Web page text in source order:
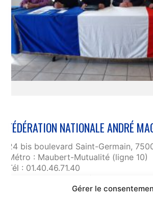
Gérer le
FÉDÉRATION NATIONALE ANDRÉ
24 bis boulevard Saint-Germain,
Métro : Maubert-Mutualité (ligne 10)
Tél : 01.40.46.71.40
fnam@maginot.asso.fr